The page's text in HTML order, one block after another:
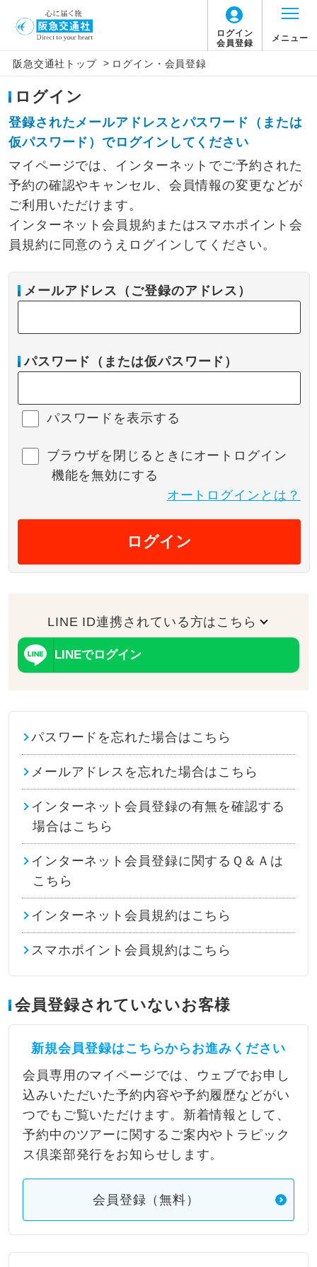
ログイン
会員登録
メニュー
阪急交通社トップ > ログイン・会員登録
ログイン
登録されたメールアドレスとパスワード（または
仮パスワード）でログインしてください
マイページでは、インターネットでご予約された
予約の確認やキャンセル、会員情報の変更などが
ご利用いただけます。
インターネット会員規約またはスマホポイント会
員規約に同意のうえログインしてください。
メールアドレス（ご登録のアドレス）
パスワード（または仮パスワード）
パスワードを表示する
ブラウザを閉じるときにオートログイン
機能を無効にする
オートログインとは？
ログイン
LINE ID連携されている方はこちら
LINEでログイン
パスワードを忘れた場合はこちら
メールアドレスを忘れた場合はこちら
インターネット会員登録の有無を確認する
場合はこちら
インターネット会員登録に関するＱ＆Ａは
こちら
インターネット会員規約はこちら
スマホポイント会員規約はこちら
会員登録されていないお客様
新規会員登録はこちらからお進みください
会員専用のマイページでは、ウェブでお申し
込みいただいた予約内容や予約履歴などがい
つでもご覧いただけます。新着情報として、
予約中のツアーに関するご案内やトラピック
ス倶楽部発行をお知らせします。
会員登録（無料）